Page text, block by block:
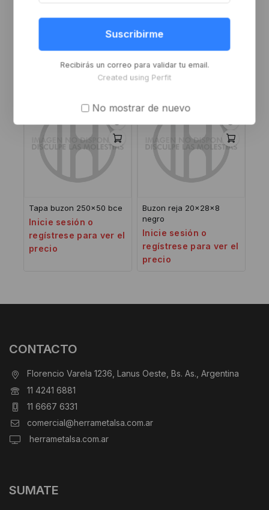
ALDABA 850 NEGRA
regístrese para ver el
CIERRE CENT PZ plastico
+ZK blanco
precio
Tapa buzon 250×50 bce
Inicie sesión o
regístrese para ver el
precio
Buzon reja 20x28x8
negro
Inicie sesión o
regístrese para ver el
precio
CONTACTO
Florencio Varela 1236, Lanus Oeste, Bs. As., Argentina
11 4241 6881
11 6667 6331
comercial@herrametalsa.com.ar
herrametalsa.com.ar
SUMATE
Suscribirme
Recibirás un correo para validar tu email.
Created using Perfit
No mostrar de nuevo